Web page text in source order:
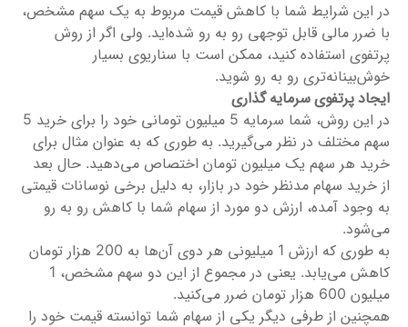
در این شرایط شما با کاهش قیمت مربوط به یک سهم مشخص،
با ضرر مالی قابل توجهی رو به رو شده‌اید. ولی اگر از روش
پرتفوی استفاده کنید، ممکن است با سناریوی بسیار
خوش‌بینانه‌تری رو به رو شوید.
ایجاد پرتفوی سرمایه گذاری
در این روش، شما سرمایه 5 میلیون تومانی خود را برای خرید 5
سهم مختلف در نظر می‌گیرید. به طوری که به عنوان مثال برای
خرید هر سهم یک میلیون تومان اختصاص می‌دهید. حال بعد
از خرید سهام مدنظر خود در بازار، به دلیل برخی نوسانات قیمتی
به وجود آمده، ارزش دو مورد از سهام شما با کاهش رو به رو
می‌شود.
به طوری که ارزش 1 میلیونی هر دوی آن‌ها به 200 هزار تومان
کاهش می‌یابد. یعنی در مجموع از این دو سهم مشخص، 1
میلیون 600 هزار تومان ضرر می‌کنید.
همچنین از طرفی دیگر یکی از سهام شما توانسته قیمت خود را